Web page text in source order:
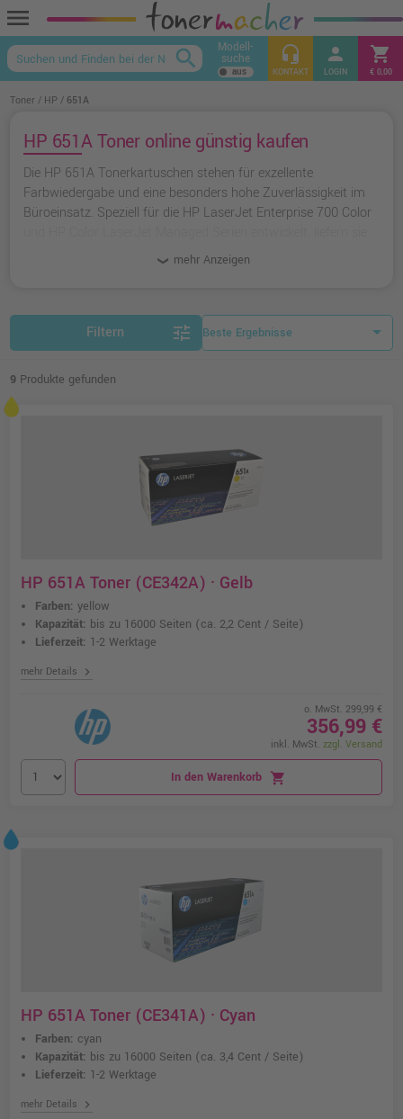
menu
keyboard_arrow_up
search Modell-
suche headset_mic
KONTAKT
person
LOGIN
shopping_cart
€ 0,00
Toner HP 651A
HP 651A Toner online günstig kaufen
Die HP 651A Tonerkartuschen stehen für exzellente
Farbwiedergabe und eine besonders hohe Zuverlässigkeit im
Büroeinsatz. Speziell für die HP LaserJet Enterprise 700 Color
konsistente und professionelle Druckergebnisse. Mit
Seitenleistungen von bis zu 16.000 Seiten pro Farbtoner
mittlerem bis hohem Druckvolumen. Preisbewusste Kunden
finden in unseren Ampertec-Tonern eine clevere Alternative, die
Qualität und Ersparnis vereint.
mehr Anzeigen
Filtern tune
9 Produkte gefunden
HP 651A Toner (CE342A) · Gelb
Farben: yellow
Kapazität: bis zu 16000 Seiten (ca. 2,2 Cent / Seite)
Lieferzeit: 1-2 Werktage
mehr Details chevron_right
o. MwSt. 299,99 €
356,99 €
inkl. MwSt. zzgl. Versand
In den Warenkorb shopping_cart
HP 651A Toner (CE341A) · Cyan
Farben: cyan
Kapazität: bis zu 16000 Seiten (ca. 3,4 Cent / Seite)
Lieferzeit: 1-2 Werktage
mehr Details chevron_right